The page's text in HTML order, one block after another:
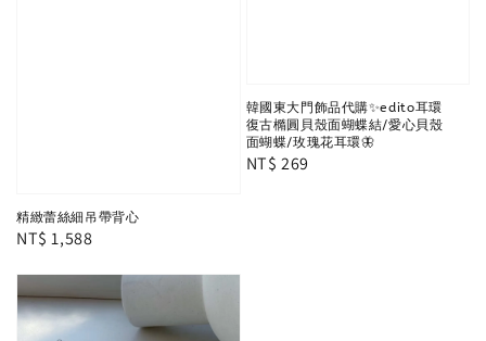
精緻蕾絲細吊帶背心
Regular
NT$ 1,588
韓國東大門飾品代購✨edito耳環
復古橢圓貝殼面蝴蝶結/愛心貝殼
面蝴蝶/玫瑰花耳環🦋
Regular
NT$ 269